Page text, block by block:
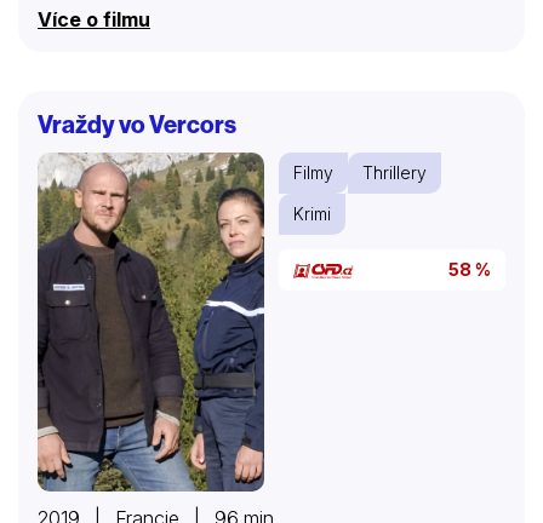
Více o filmu
Vraždy vo Vercors
Filmy
Thrillery
Krimi
58 %